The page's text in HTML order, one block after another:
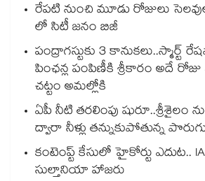
రేపటి నుంచి మూడు రోజులు
లో సిటీ జనం బిజీ
పంద్రాగస్టుకు 3 కానుకలు..స్మార్ట్
పింఛన్ల పంపిణీకి శ్రీకారం అదే రోజు
చట్టం అమల్లోకి
ఏపీ నీటి తరలింపు షురూ..శ్రీశైలం
ద్వారా నీళ్లు తన్నుకుపోతున్న
కంటెంప్ట్ కేసులో హైకోర్టు ఎదుట..
సుల్తానియా హాజరు